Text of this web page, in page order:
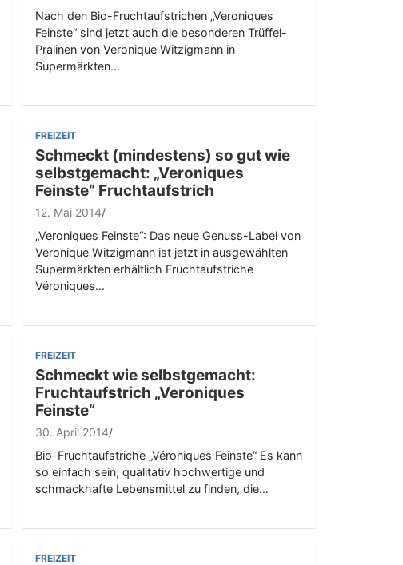
Nach den Bio-Fruchtaufstrichen „Veroniques
Feinste“ sind jetzt auch die besonderen Trüffel-
Pralinen von Veronique Witzigmann in
Supermärkten…
FREIZEIT
Schmeckt (mindestens) so gut wie
selbstgemacht: „Veroniques
Feinste“ Fruchtaufstrich
12. Mai 2014
„Veroniques Feinste“: Das neue Genuss-Label von
Veronique Witzigmann ist jetzt in ausgewählten
Supermärkten erhältlich Fruchtaufstriche
Véroniques…
FREIZEIT
Schmeckt wie selbstgemacht:
Fruchtaufstrich „Veroniques
Feinste“
30. April 2014
Bio-Fruchtaufstriche „Véroniques Feinste“ Es kann
so einfach sein, qualitativ hochwertige und
schmackhafte Lebensmittel zu finden, die…
FREIZEIT